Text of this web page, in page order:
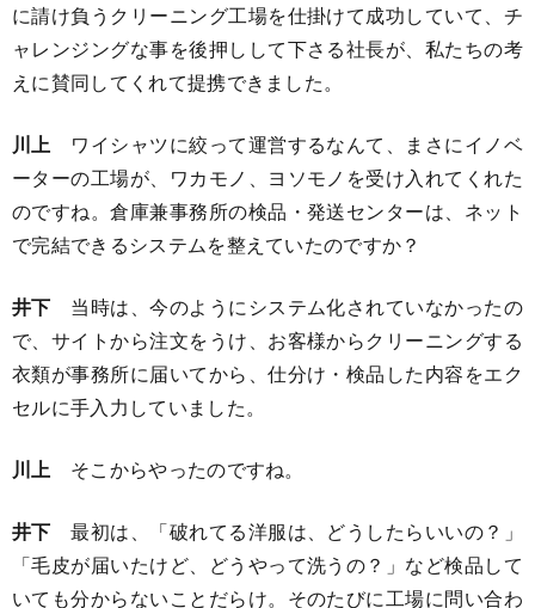
に請け負うクリーニング工場を仕掛けて成功していて、チ
ャレンジングな事を後押しして下さる社長が、私たちの考
えに賛同してくれて提携できました。
川上 ワイシャツに絞って運営するなんて、まさにイノベ
ーターの工場が、ワカモノ、ヨソモノを受け入れてくれた
のですね。倉庫兼事務所の検品・発送センターは、ネット
で完結できるシステムを整えていたのですか？
井下 当時は、今のようにシステム化されていなかったの
で、サイトから注文をうけ、お客様からクリーニングする
衣類が事務所に届いてから、仕分け・検品した内容をエク
セルに手入力していました。
川上 そこからやったのですね。
井下 最初は、「破れてる洋服は、どうしたらいいの？」
「毛皮が届いたけど、どうやって洗うの？」など検品して
いても分からないことだらけ。そのたびに工場に問い合わ